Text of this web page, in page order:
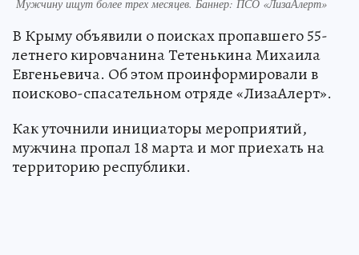
Мужчину ищут более трех месяцев. Баннер: ПСО «ЛизаАлерт»
В Крыму объявили о поисках пропавшего 55-
летнего кировчанина Тетенькина Михаила
Евгеньевича. Об этом проинформировали в
поисково-спасательном отряде «ЛизаАлерт».
Как уточнили инициаторы мероприятий,
мужчина пропал 18 марта и мог приехать на
территорию республики.